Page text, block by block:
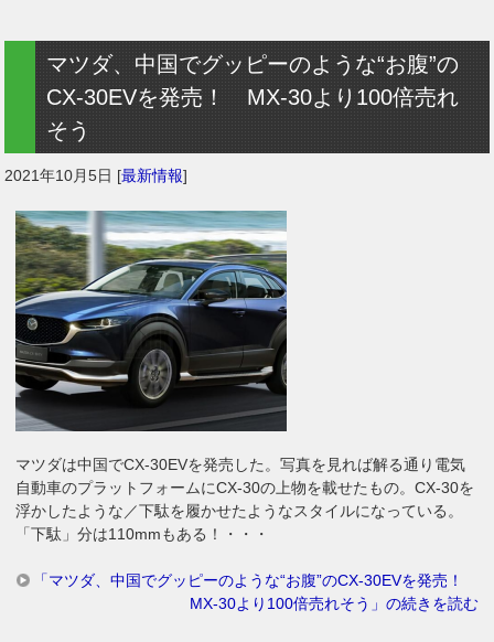
マツダ、中国でグッピーのような“お腹”の
CX-30EVを発売！ MX-30より100倍売れ
そう
2021年10月5日 [最新情報]
マツダは中国でCX-30EVを発売した。写真を見れば解る通り電気
自動車のプラットフォームにCX-30の上物を載せたもの。CX-30を
浮かしたような／下駄を履かせたようなスタイルになっている。
「下駄」分は110mmもある！・・・
「マツダ、中国でグッピーのような“お腹”のCX-30EVを発売！
MX-30より100倍売れそう」の続きを読む